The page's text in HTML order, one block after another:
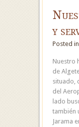
y
Posted
Nuestro
de
situado,
del
lado
también
Jarama